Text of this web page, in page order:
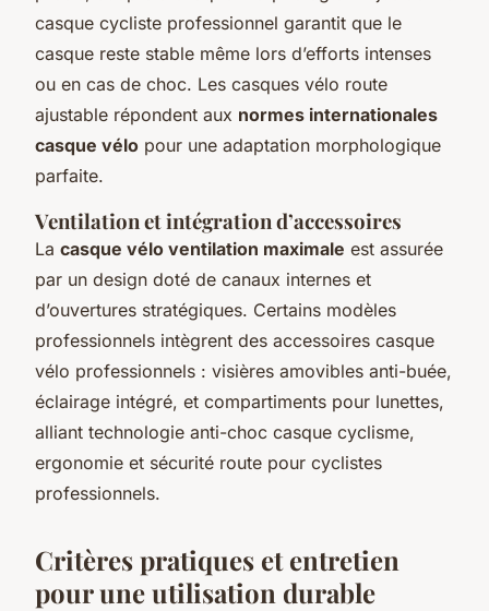
casque cycliste professionnel garantit que le
casque reste stable même lors d’efforts intenses
ou en cas de choc. Les casques vélo route
ajustable répondent aux normes internationales
casque vélo pour une adaptation morphologique
parfaite.
Ventilation et intégration d’accessoires
La casque vélo ventilation maximale est assurée
par un design doté de canaux internes et
d’ouvertures stratégiques. Certains modèles
professionnels intègrent des accessoires casque
vélo professionnels : visières amovibles anti-buée,
éclairage intégré, et compartiments pour lunettes,
alliant technologie anti-choc casque cyclisme,
ergonomie et sécurité route pour cyclistes
professionnels.
Critères pratiques et entretien
pour une utilisation durable